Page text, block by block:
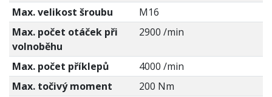
Max. velikost šroubu
M16
Max. počet otáček při
volnoběhu
2900 /min
Max. počet příklepů
4000 /min
Max. točivý moment
200 Nm